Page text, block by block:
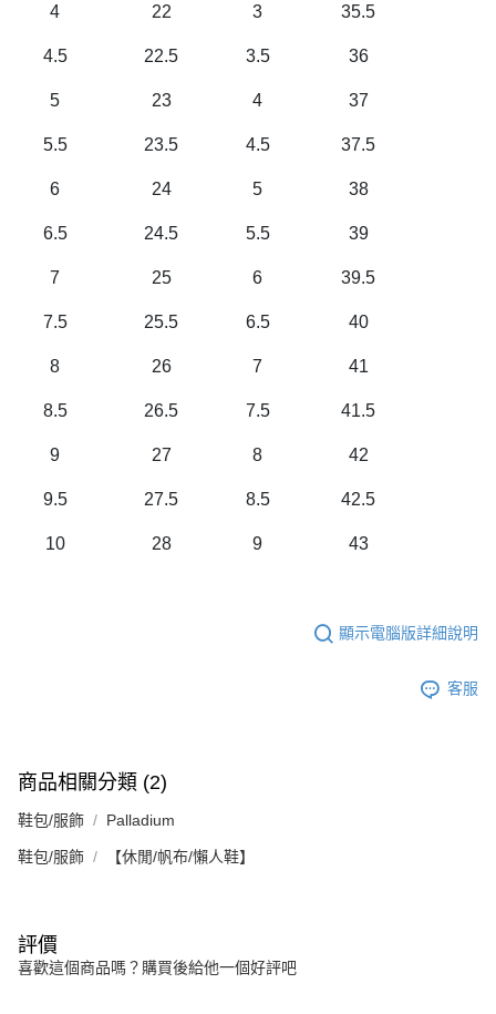
4 22 3 35.5
4.5 22.5 3.5 36
5 23 4 37
5.5 23.5 4.5 37.5
6 24 5 38
6.5 24.5 5.5 39
7 25 6 39.5
7.5 25.5 6.5 40
8 26 7 41
8.5 26.5 7.5 41.5
9 27 8 42
9.5 27.5 8.5 42.5
10 28 9 43
顯示電腦版詳細說明
客服
商品相關分類 (2)
鞋包/服飾 Palladium
鞋包/服飾 【休閒/帆布/懶人鞋】
評價
喜歡這個商品嗎？購買後給他一個好評吧